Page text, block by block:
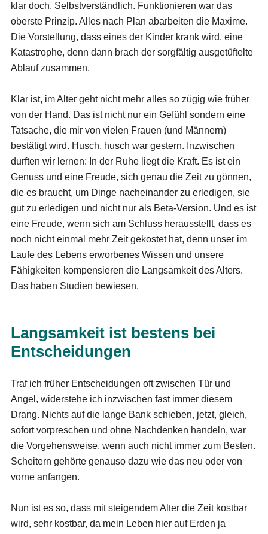
klar doch. Selbstverständlich. Funktionieren war das
oberste Prinzip. Alles nach Plan abarbeiten die Maxime.
Die Vorstellung, dass eines der Kinder krank wird, eine
Katastrophe, denn dann brach der sorgfältig ausgetüftelte
Ablauf zusammen.
Klar ist, im Alter geht nicht mehr alles so zügig wie früher
von der Hand. Das ist nicht nur ein Gefühl sondern eine
Tatsache, die mir von vielen Frauen (und Männern)
bestätigt wird. Husch, husch war gestern. Inzwischen
durften wir lernen: In der Ruhe liegt die Kraft. Es ist ein
Genuss und eine Freude, sich genau die Zeit zu gönnen,
die es braucht, um Dinge nacheinander zu erledigen, sie
gut zu erledigen und nicht nur als Beta-Version. Und es ist
eine Freude, wenn sich am Schluss herausstellt, dass es
noch nicht einmal mehr Zeit gekostet hat, denn unser im
Laufe des Lebens erworbenes Wissen und unsere
Fähigkeiten kompensieren die Langsamkeit des Alters.
Das haben Studien bewiesen.
Langsamkeit ist bestens bei
Entscheidungen
Traf ich früher Entscheidungen oft zwischen Tür und
Angel, widerstehe ich inzwischen fast immer diesem
Drang. Nichts auf die lange Bank schieben, jetzt, gleich,
sofort vorpreschen und ohne Nachdenken handeln, war
die Vorgehensweise, wenn auch nicht immer zum Besten.
Scheitern gehörte genauso dazu wie das neu oder von
vorne anfangen.
Nun ist es so, dass mit steigendem Alter die Zeit kostbar
wird, sehr kostbar, da mein Leben hier auf Erden ja